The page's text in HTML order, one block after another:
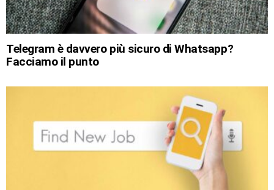
Telegram è davvero più sicuro di Whatsapp?
Facciamo il punto